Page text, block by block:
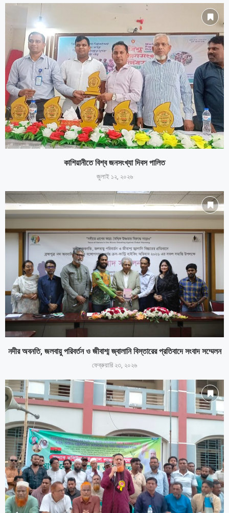
কাশিয়ানীতে বিশ্ব জনসংখ্যা দিবস পালিত
জুলাই ১২, ২০২৬
নদীর অবনতি, জলবায়ু পরিবর্তন ও জীবাশ্ম জ্বালানি বিস্তারের প্রতিবাদে সংবাদ সম্মেলন
ফেব্রুয়ারি ২৩, ২০২৬